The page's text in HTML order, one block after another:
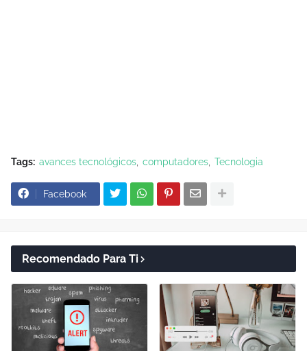
Tags: avances tecnológicos computadores Tecnologia
Facebook
Recomendado Para Ti